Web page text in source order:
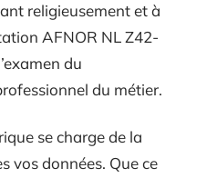
religieusement et à
AFNOR NL Z42-
du
du métier.
se charge de la
vos données. Que ce